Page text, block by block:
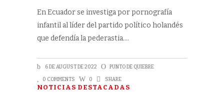
En Ecuador se investiga por pornografía
infantil al líder del partido político holandés
que defendía la pederastia.
6 DE AUGUST DE 2022 PUNTO DE QUIEBRE
0 COMMENTS 0 SHARE
NOTICIAS DESTACADAS